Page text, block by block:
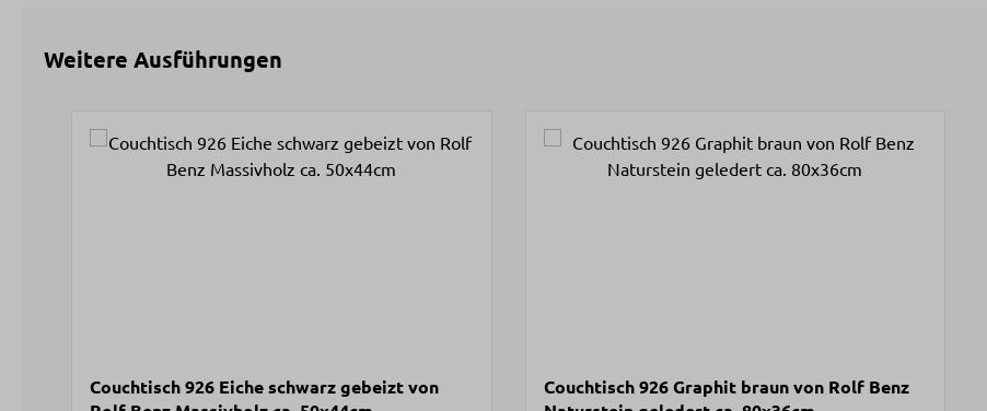
Weitere Ausführungen
Couchtisch 926 Eiche schwarz gebeizt von
Couchtisch 926 Graphit braun von Rolf Benz